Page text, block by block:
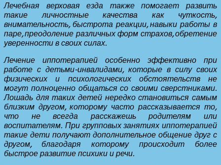
Лечебная верховая езда также помогает развить
такие личностные качества как чуткость,
внимательность, быстрота реакции, навыки работы в
паре, преодоление различных форм страхов, обретение
уверенности в своих силах.
Лечение иппотерапией особенно эффективно при
работе с детьми-инвалидами, которые в силу своих
физических и психологических обстоятельств не
могут полноценно общаться со своими сверстниками.
Лошадь для таких детей нередко становиться самым
близким другом, которому часто рассказывается то,
что не всегда расскажешь родителям или
воспитателям. При групповых занятиях иппотерапией
такие дети получают дополнительное общение друг с
другом, благодаря которому происходит более
быстрое развитие психики и речи.